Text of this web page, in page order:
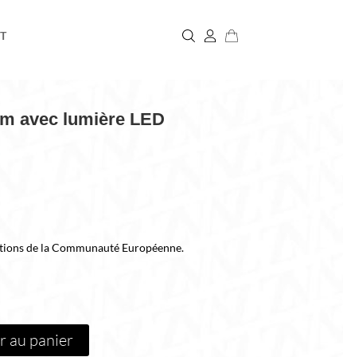
avec lumière LED
de la Communauté Européenne.
au panier